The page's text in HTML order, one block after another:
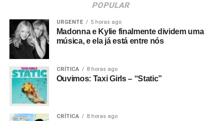
POPULAR
URGENTE 5 horas ago
Madonna e Kylie finalmente dividem uma
música, e ela já está entre nós
CRÍTICA 8 horas ago
Ouvimos: Taxi Girls – “Static”
CRÍTICA 8 horas ago